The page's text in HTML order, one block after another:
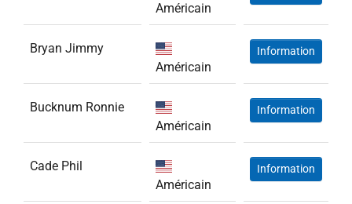
Américain
Bryan Jimmy
Américain
Information
Bucknum Ronnie
Américain
Information
Cade Phil
Américain
Information